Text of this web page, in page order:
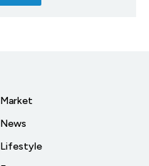
Market
News
Lifestyle